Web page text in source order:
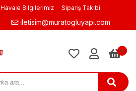
Havale Bilgilerimiz Sipariş Takibi
iletisim@muratogluyapi.com
0